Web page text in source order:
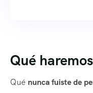
Qué
Qué nunca fuiste de